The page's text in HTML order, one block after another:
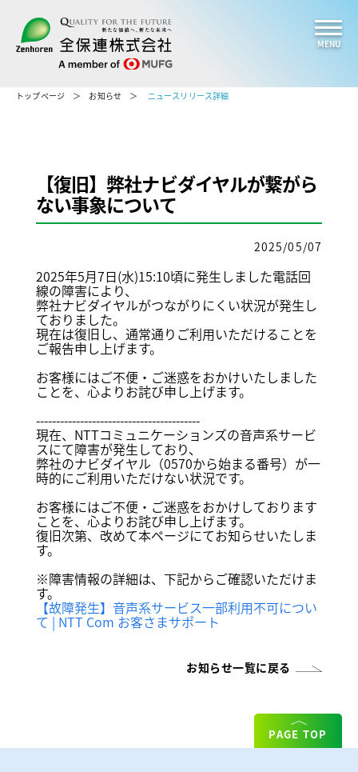
MENU
トップページ お知らせ ニュースリリース詳細
【復旧】弊社ナビダイヤルが繋がら
ない事象について
2025/05/07
2025年5月7日(水)15:10頃に発生しました電話回
線の障害により、
弊社ナビダイヤルがつながりにくい状況が発生し
ておりました。
現在は復旧し、通常通りご利用いただけることを
ご報告申し上げます。
お客様にはご不便・ご迷惑をおかけいたしました
ことを、心よりお詫び申し上げます。
-----------------------------------------
現在、NTTコミュニケーションズの音声系サービ
スにて障害が発生しており、
弊社のナビダイヤル（0570から始まる番号）が一
時的にご利用いただけない状況です。
お客様にはご不便・ご迷惑をおかけしております
ことを、心よりお詫び申し上げます。
復旧次第、改めて本ページにてお知らせいたしま
す。
※障害情報の詳細は、下記からご確認いただけま
す。
【故障発生】音声系サービス一部利用不可につい
て | NTT Com お客さまサポート
お知らせ一覧に戻る
PAGE TOP